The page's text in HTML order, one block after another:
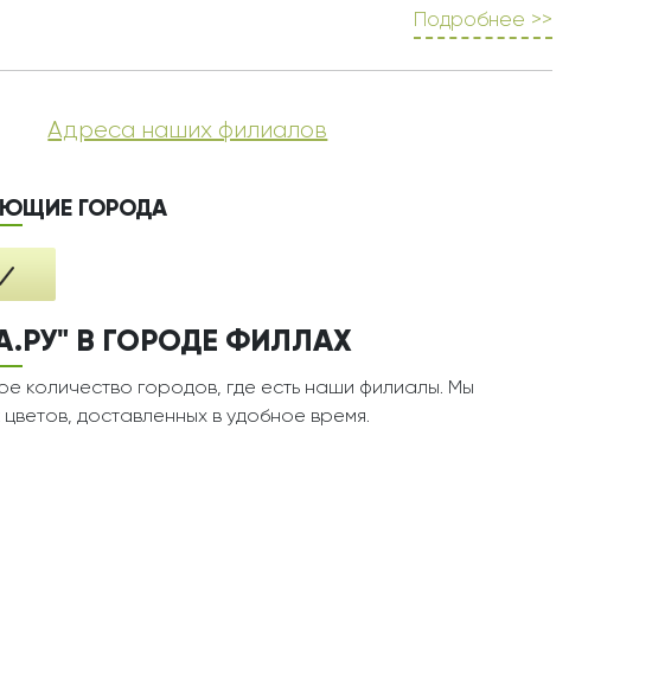
Подробнее >>
Адреса наших филиалов
ГОРОДА
В ГОРОДЕ ФИЛЛАХ
количество городов, где есть наши филиалы. Мы
доставленных в удобное время.